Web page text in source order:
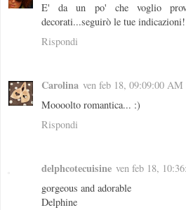
E' da un po' che voglio
decorati...seguirò le tue
Rispondi
Carolina ven feb 18, 09:09:00 AM
Moooolto romantica... :)
Rispondi
delphcotecuisine ven feb 18,
gorgeous and adorable
Delphine